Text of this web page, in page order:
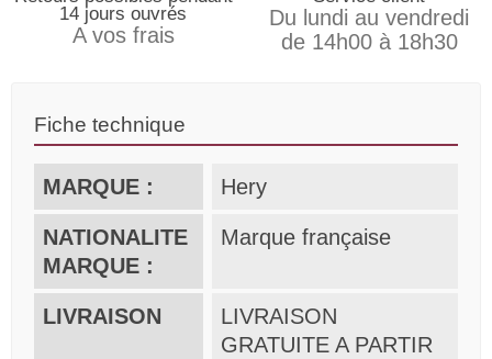
14 jours ouvrés
A vos frais
Du lundi au vendredi
de 14h00 à 18h30
Fiche technique
MARQUE : Hery
NATIONALITE
MARQUE :
Marque française
LIVRAISON
LIVRAISON
GRATUITE A PARTIR